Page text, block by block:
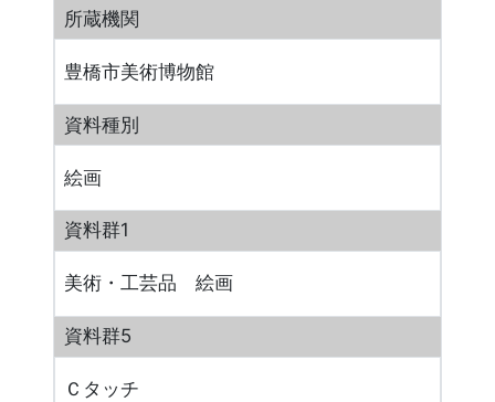
所蔵機関
豊橋市美術博物館
資料種別
絵画
資料群1
美術・工芸品 絵画
資料群5
Ｃタッチ